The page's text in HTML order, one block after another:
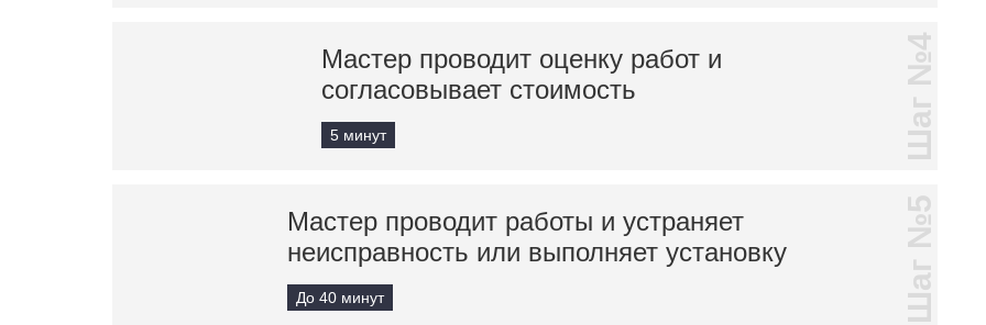
Мастер проводит оценку работ и
согласовывает стоимость
5 минут Шаг №4
Мастер проводит работы и устраняет
неисправность или выполняет установку
До 40 минут Шаг №5